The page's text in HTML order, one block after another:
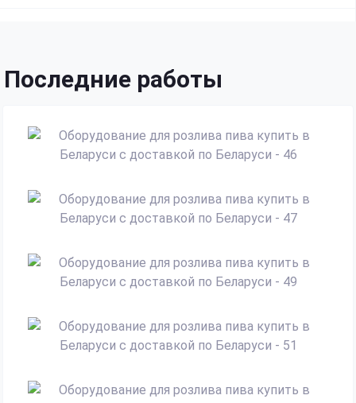
Последние работы